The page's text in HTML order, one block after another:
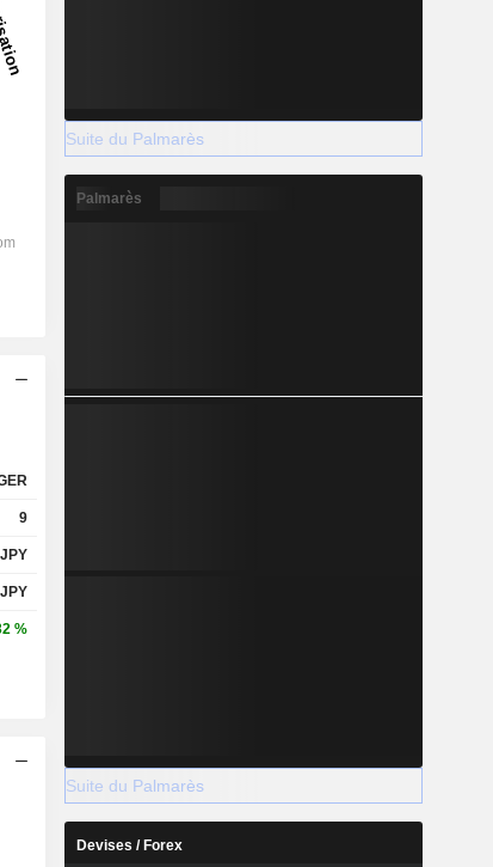
9
JPY
JPY
%
Suite du Palmarès
Palmarès
Suite du Palmarès
Devises / Forex